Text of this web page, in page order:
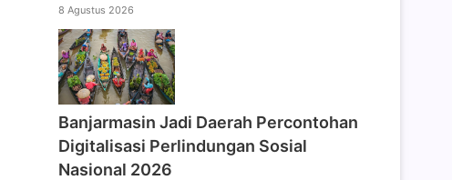
8 Agustus 2026
Banjarmasin Jadi Daerah Percontohan
Digitalisasi Perlindungan Sosial
Nasional 2026